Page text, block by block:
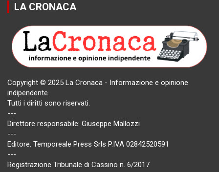
LA CRONACA
Copyright © 2025 La Cronaca - Informazione e opinione
indipendente
Tutti i diritti sono riservati.
---
Direttore responsabile: Giuseppe Mallozzi
---
Editore: Temporeale Press Srls P.IVA 02842520591
---
Registrazione Tribunale di Cassino n. 6/2017